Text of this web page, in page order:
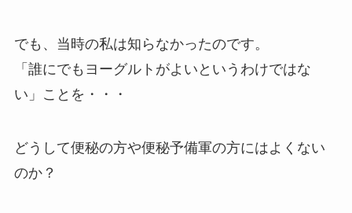
でも、当時の私は知らなかったのです。
「誰にでもヨーグルトがよいというわけではな
い」ことを・・・
どうして便秘の方や便秘予備軍の方にはよくない
のか？